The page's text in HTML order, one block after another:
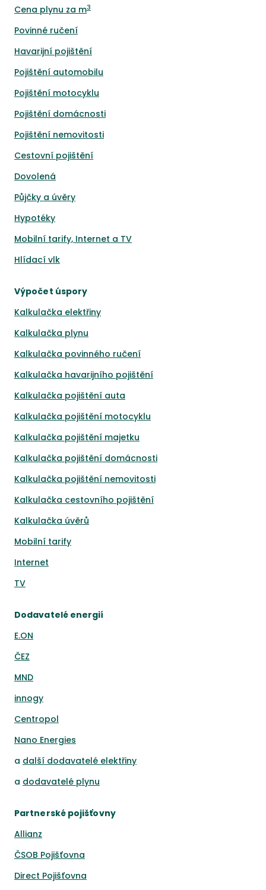
Cena plynu za m3
Povinné ručení
Havarijní pojištění
Pojištění automobilu
Pojištění motocyklu
Pojištění domácnosti
Pojištění nemovitosti
Cestovní pojištění
Dovolená
Půjčky a úvěry
Hypotéky
Mobilní tarify, Internet a TV
Hlídací vlk
Výpočet úspory
Kalkulačka elektřiny
Kalkulačka plynu
Kalkulačka povinného ručení
Kalkulačka havarijního pojištění
Kalkulačka pojištění auta
Kalkulačka pojištění motocyklu
Kalkulačka pojištění majetku
Kalkulačka pojištění domácnosti
Kalkulačka pojištění nemovitosti
Kalkulačka cestovního pojištění
Kalkulačka úvěrů
Mobilní tarify
Internet
TV
Dodavatelé energií
E.ON
ČEZ
MND
innogy
Centropol
Nano Energies
a další dodavatelé elektřiny
a dodavatelé plynu
Partnerské pojišťovny
Allianz
ČSOB Pojišťovna
Direct Pojišťovna